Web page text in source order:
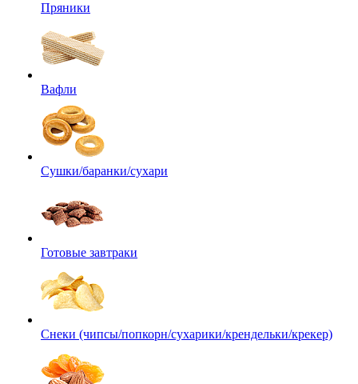
Пряники
Вафли
Сушки/баранки/сухари
Готовые завтраки
Снеки (чипсы/попкорн/сухарики/крендельки/крекер)